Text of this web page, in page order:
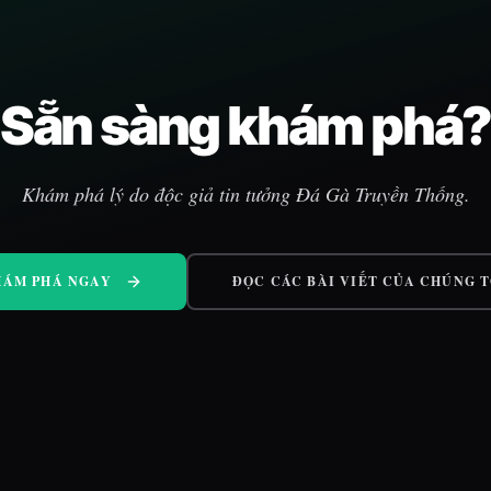
Sẵn sàng khám phá?
Khám phá lý do độc giả tin tưởng Đá Gà Truyền Thống.
PHÁ NGAY ĐỌC CÁC BÀI VIẾT CỦA CHÚNG